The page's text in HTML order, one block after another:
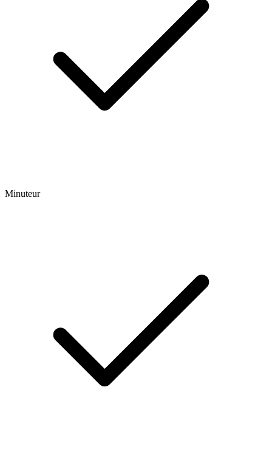
Minuteur